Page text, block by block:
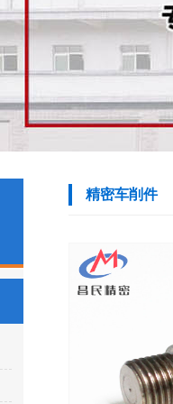
伺服电机
精密车削件